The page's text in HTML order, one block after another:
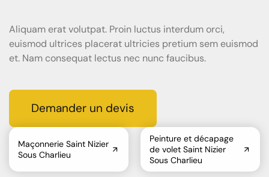
Aliquam erat volutpat. Proin luctus interdum orci,
euismod ultrices placerat ultricies pretium sem euismod
et. Nam consequat lectus nec nunc faucibus.
Demander un devis
Maçonnerie Saint Nizier
Sous Charlieu
Peinture et décapage
de volet Saint Nizier
Sous Charlieu